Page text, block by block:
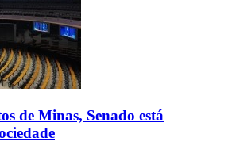
de Minas, Senado está